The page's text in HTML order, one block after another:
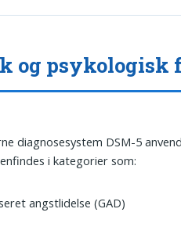
og psykologisk
diagnosesystem DSM-5
i kategorier som:
angstlidelse (GAD)